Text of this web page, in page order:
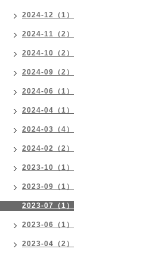
2024-12（1）
2024-11（2）
2024-10（2）
2024-09（2）
2024-06（1）
2024-04（1）
2024-03（4）
2024-02（2）
2023-10（1）
2023-09（1）
2023-07（1）
2023-06（1）
2023-04（2）